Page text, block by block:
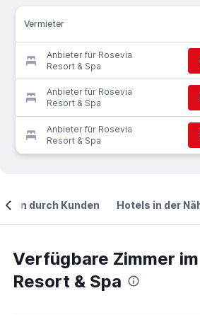
Vermieter
Anbieter für Rosevia
Resort & Spa
Anbieter für Rosevia
Resort & Spa
Anbieter für Rosevia
Resort & Spa
durch Kunden Hotels in der
Verfügbare Zimmer
Resort & Spa